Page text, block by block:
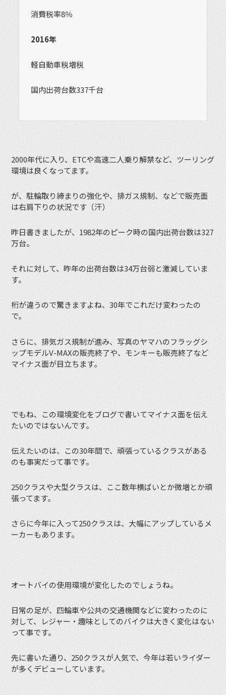
消費税率8％
2016年
軽自動車税増税
国内出荷台数337千台
2000年代に入り、ETCや高速二人乗り解禁など、ツーリング
環境は良くなってます。
が、駐輪取り締まりの強化や、排ガス規制、などで販売面
は右肩下りの状況です（汗）
昨日書きましたが、1982年のピーク時の国内出荷台数は327
万台。
それに対して、昨年の出荷台数は34万台弱と激減していま
す。
桁が違うので驚きますよね、30年でこれだけ変わったの
で。
さらに、排気ガス規制が進み、写真のヤマハのフラッグシ
ップモデルV-MAXの販売終了や、モンキーも販売終了など
マイナス面が目立ちます。
でもね、この環境変化をブログで書いてマイナス面を伝え
たいのではないんです。
伝えたいのは、この30年間で、頑張っているクラスがある
のも事実だって事です。
250クラスや大型クラスは、ここ数年横ばいとか微増とか頑
張ってます。
さらに今年に入って250クラスは、大幅にアップしているメ
ーカーもあります。
オートバイの使用環境が変化したのでしょうね。
日常の足が、四輪車や公共の交通機関などに変わったのに
対して、レジャー・趣味としてのバイクは大きく変化はない
って事です。
先に書いた通り、250クラスが人気で、今年は若いライダー
が多くデビューしています。